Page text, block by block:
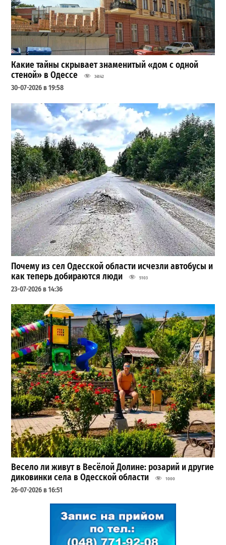
Какие тайны скрывает знаменитый «дом с одной
стеной» в Одессе
34142
30-07-2026 в 19:58
Почему из сел Одесской области исчезли автобусы и
как теперь добираются люди
5103
23-07-2026 в 14:36
Весело ли живут в Весёлой Долине: розарий и другие
диковинки села в Одесской области
1000
26-07-2026 в 16:51